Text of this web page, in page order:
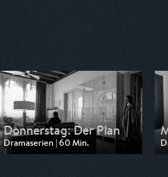
Donnerstag: Der Plan
Dramaserien | 60 Min.
Ausgestrahlt von ZDF